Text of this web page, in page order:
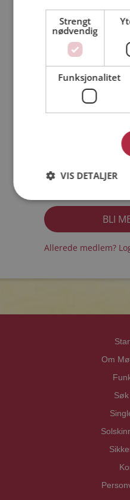
Jeg er en:
Min alder:
Jeg aksepterer
Allerede medlem?
Om
Strengt
nødvendig
Funksjonalitet
VIS DETALJER